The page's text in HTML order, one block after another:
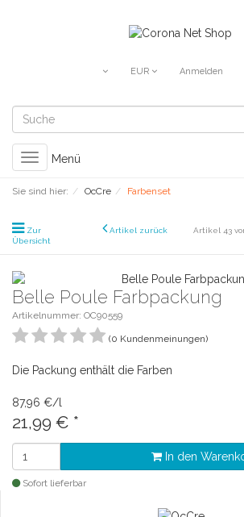
EUR Anmelden
Toggle
navigation
Menü
Sie sind hier: OcCre Farbenset
Zur
Übersicht
Artikel zurück Artikel 43
Belle Poule Farbpackung
Artikelnummer: OC90559
(0 Kundenmeinungen)
Die Packung enthält die Farben
87,96 €/l
21,99 € *
In den
Sofort lieferbar